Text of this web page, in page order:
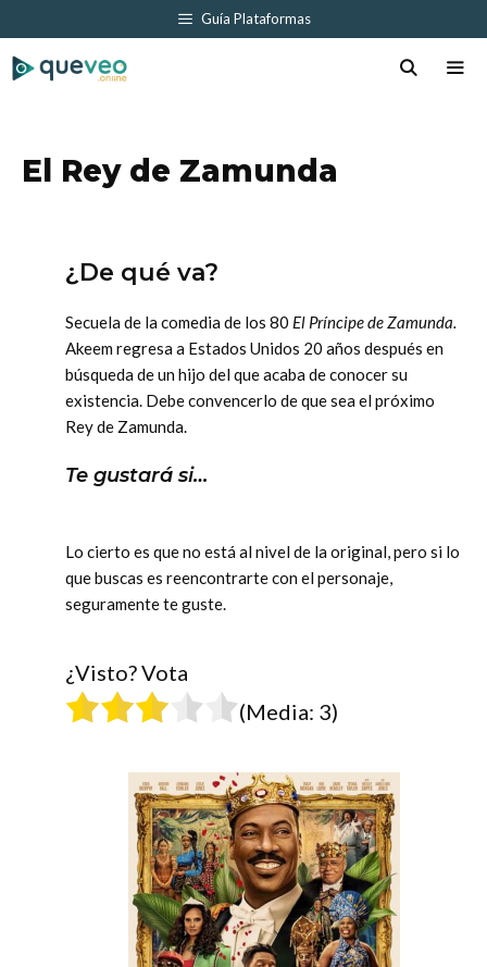
al
contenido
Guía Plataformas
El Rey de Zamunda
¿De qué va?
Secuela de la comedia de los 80 El Príncipe de Zamunda.
Akeem regresa a Estados Unidos 20 años después en
búsqueda de un hijo del que acaba de conocer su
existencia. Debe convencerlo de que sea el próximo
Rey de Zamunda.
Te gustará si…
Lo cierto es que no está al nivel de la original, pero si lo
que buscas es reencontrarte con el personaje,
seguramente te guste.
¿Visto? Vota
(Media: 3)